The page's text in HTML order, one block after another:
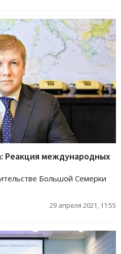
Реакция международных
Большой Семерки
29 апреля 2021, 11:55